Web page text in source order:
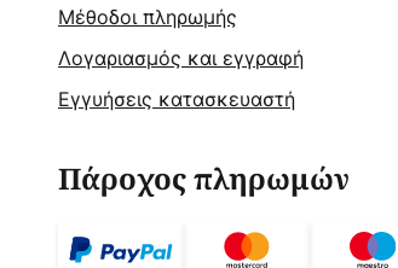
Μέθοδοι πληρωμής
Λογαριασμός και εγγραφή
Εγγυήσεις κατασκευαστή
Πάροχος πληρωμών